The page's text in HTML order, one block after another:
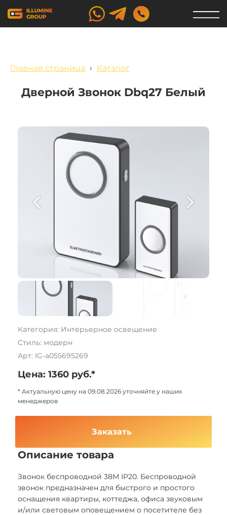
Главная страница › Каталог
Дверной Звонок Dbq27 Белый
Категория: Интерьерное освещение
Стиль: модерн
Арт: IG-a055695269
Цена: 1360 руб.*
* Актуальную цену на 09.08.2026 уточняйте у наших
менеджеров
Заказать
Описание товара
Звонок беспроводной 38M IP20. Беспроводной
звонок предназначен для быстрого и простого
оснащения квартиры, коттеджа, офиса звуковым
и/или световым оповещением о посетителе без